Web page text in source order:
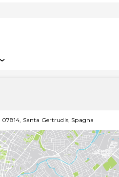
07814, Santa Gertrudis, Spagna